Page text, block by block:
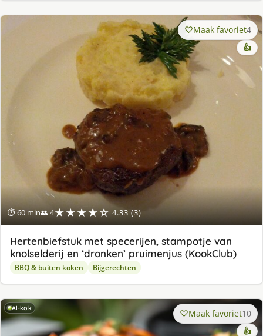
⏱ 60 min👥 4★★★★☆ 4.33 (3)
Maak favoriet4
👍
Hertenbiefstuk met specerijen, stampotje van
knolselderij en ‘dronken’ pruimenjus (KookClub)
BBQ & buiten koken Bijgerechten
AI-kok Maak favoriet10
👍